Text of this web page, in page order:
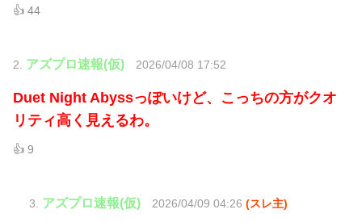
👍 44
2. アズプロ速報(仮) 2026/04/08 17:52
Duet Night Abyssっぽいけど、こっちの方がクオ
リティ高く見えるわ。
👍 9
3. アズプロ速報(仮) 2026/04/09 04:26 (スレ主)